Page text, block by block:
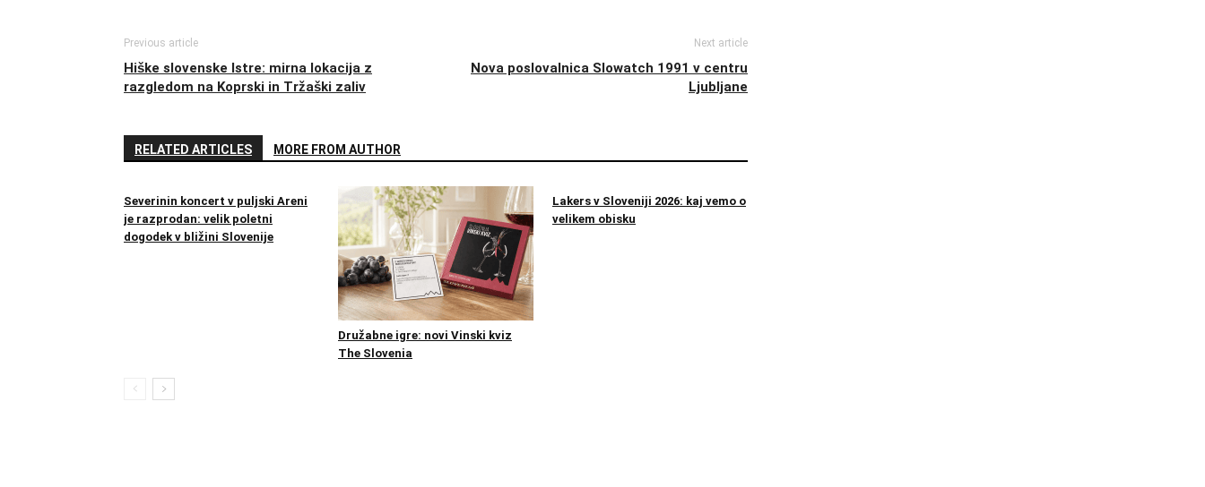
Previous article
Hiške slovenske Istre: mirna lokacija z
razgledom na Koprski in Tržaški zaliv
Next article
Nova poslovalnica Slowatch 1991 v centru
Ljubljane
RELATED ARTICLES MORE FROM AUTHOR
Severinin koncert v puljski Areni
je razprodan: velik poletni
dogodek v bližini Slovenije
Družabne igre: novi Vinski kviz
The Slovenia
Lakers v Sloveniji 2026: kaj vemo o
velikem obisku